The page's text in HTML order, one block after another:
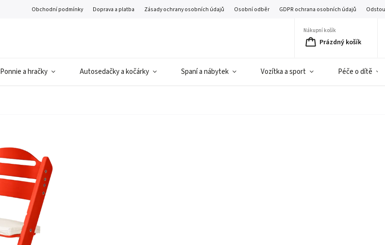
Obchodní podmínky Doprava a platba Zásady ochrany osobních údajů Osobní odběr GDPR ochrana osobních údajů
Nákupní košík
Prázdný košík
Ponnie a hračky Autosedačky a kočárky Spaní a nábytek Vozítka a sport Péče o dítě